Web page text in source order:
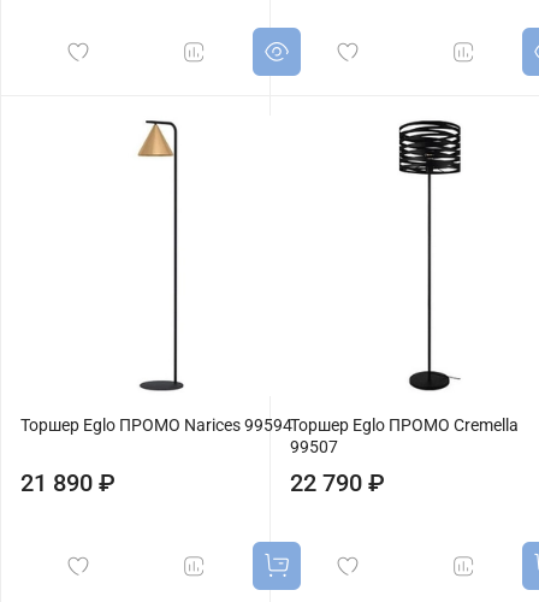
Торшер Eglo ПРОМО Narices 99594
21 890 ₽
Торшер Eglo ПРОМО Cremella
99507
22 790 ₽